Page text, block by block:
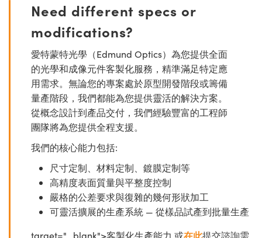
Need different specs or
modifications?
愛特蒙特光學（Edmund Optics）為您提供全面
的光學和成像元件客製化服務，精準滿足特定應
用需求。無論您的專案處於原型開發階段或籌備
量產階段，我們都能為您提供靈活的解決方案。
從概念設計到產品交付，我們經驗豐富的工程師
團隊將為您提供全程支援。
我們的核心能力包括:
尺寸定制、材料定制、鍍膜定制等
高精度表面質量與平整度控制
嚴格的公差要求與復雜的幾何形狀加工
可靈活擴展的生產系統 — 從樣品試產到批量生產
target="_blank">客製化生產能力 或在此提交諮詢需